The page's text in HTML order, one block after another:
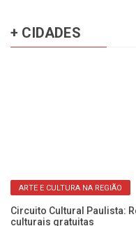
+ CIDADES
ARTE E CULTURA NA REGIÃO
Circuito Cultural Paulista:
culturais gratuitas